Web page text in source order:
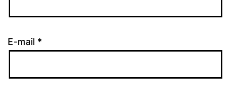
E-mail *